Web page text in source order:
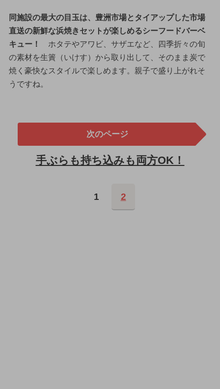
同施設の最大の目玉は、豊洲市場とタイアップした市場
直送の新鮮な浜焼きセットが楽しめるシーフードバーベ
キュー！
ホタテやアワビ、サザエなど、四季折々の旬
の素材を生簀（いけす）から取り出して、そのまま炭で
焼く豪快なスタイルで楽しめます。親子で盛り上がれそ
うですね。
次のページ
手ぶらも持ち込みも両方OK！
1 2